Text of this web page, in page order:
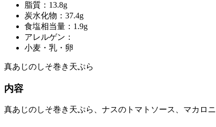
脂質：13.8g
炭水化物：37.4g
食塩相当量：1.9g
アレルゲン：
小麦・乳・卵
真あじのしそ巻き天ぷら
内容
真あじのしそ巻き天ぷら、ナスのトマトソース、マカロ